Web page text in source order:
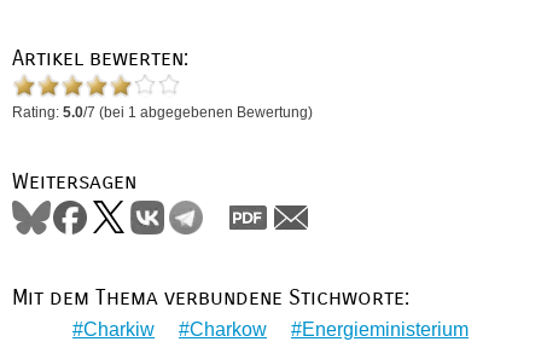
Artikel bewerten:
Rating: 5.0/7 (bei 1 abgegebenen Bewertung)
Weitersagen
Mit dem Thema verbundene Stichworte:
Charkiw Charkow Energieministerium